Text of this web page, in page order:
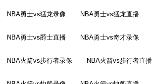
NBA勇士vs猛龙录像 NBA勇士vs猛龙直播
NBA勇士vs爵士直播 NBA勇士vs奇才录像
NBA火箭vs步行者录像 NBA火箭vs步行者直播